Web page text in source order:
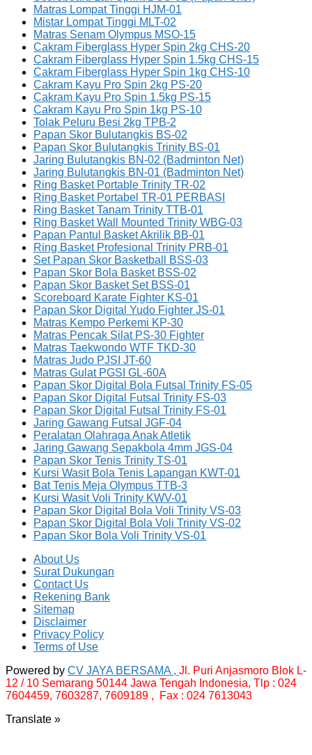
Matras Lompat Tinggi HJM-01
Mistar Lompat Tinggi MLT-02
Matras Senam Olympus MSO-15
Cakram Fiberglass Hyper Spin 2kg CHS-20
Cakram Fiberglass Hyper Spin 1.5kg CHS-15
Cakram Fiberglass Hyper Spin 1kg CHS-10
Cakram Kayu Pro Spin 2kg PS-20
Cakram Kayu Pro Spin 1.5kg PS-15
Cakram Kayu Pro Spin 1kg PS-10
Tolak Peluru Besi 2kg TPB-2
Papan Skor Bulutangkis BS-02
Papan Skor Bulutangkis Trinity BS-01
Jaring Bulutangkis BN-02 (Badminton Net)
Jaring Bulutangkis BN-01 (Badminton Net)
Ring Basket Portable Trinity TR-02
Ring Basket Portabel TR-01 PERBASI
Ring Basket Tanam Trinity TTB-01
Ring Basket Wall Mounted Trinity WBG-03
Papan Pantul Basket Akrilik BB-01
Ring Basket Profesional Trinity PRB-01
Set Papan Skor Basketball BSS-03
Papan Skor Bola Basket BSS-02
Papan Skor Basket Set BSS-01
Scoreboard Karate Fighter KS-01
Papan Skor Digital Yudo Fighter JS-01
Matras Kempo Perkemi KP-30
Matras Pencak Silat PS-30 Fighter
Matras Taekwondo WTF TKD-30
Matras Judo PJSI JT-60
Matras Gulat PGSI GL-60A
Papan Skor Digital Bola Futsal Trinity FS-05
Papan Skor Digital Futsal Trinity FS-03
Papan Skor Digital Futsal Trinity FS-01
Jaring Gawang Futsal JGF-04
Peralatan Olahraga Anak Atletik
Jaring Gawang Sepakbola 4mm JGS-04
Papan Skor Tenis Trinity TS-01
Kursi Wasit Bola Tenis Lapangan KWT-01
Bat Tenis Meja Olympus TTB-3
Kursi Wasit Voli Trinity KWV-01
Papan Skor Digital Bola Voli Trinity VS-03
Papan Skor Digital Bola Voli Trinity VS-02
Papan Skor Bola Voli Trinity VS-01
About Us
Surat Dukungan
Contact Us
Rekening Bank
Sitemap
Disclaimer
Privacy Policy
Terms of Use
Powered by CV JAYA BERSAMA , Jl. Puri Anjasmoro Blok L-
12 / 10 Semarang 50144 Jawa Tengah Indonesia, Tlp : 024
7604459, 7603287, 7609189 , Fax : 024 7613043
Translate »